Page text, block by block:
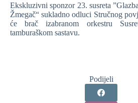
Ekskluzivni sponzor 23. susreta
Žmegač“ sukladno odluci Stručnog
će brač izabranom orkestru
tamburaškom sastavu.
Podijeli